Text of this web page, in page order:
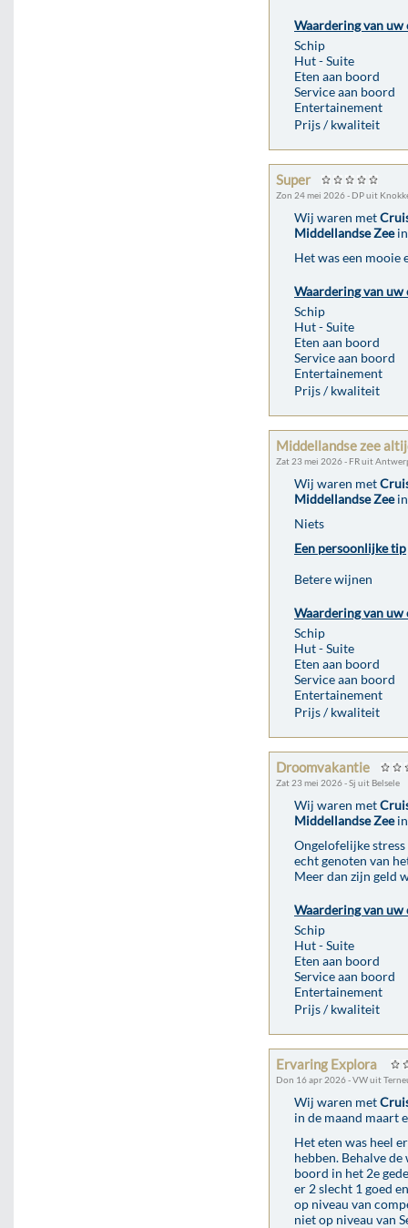
Waardering van uw
Schip
Hut - Suite
Eten aan boord
Service aan boord
Entertainement
Prijs / kwaliteit
Super
Zon 24 mei 2026 - DP uit
Wij waren met
Middellandse Zeein
Het was een mooie
Waardering van uw
Schip
Hut - Suite
Eten aan boord
Service aan boord
Entertainement
Prijs / kwaliteit
Middellandse zee
Zat 23 mei 2026 - FR uit
Wij waren met
Middellandse Zeein
Niets
Een persoonlijke tip
Betere wijnen
Waardering van uw
Schip
Hut - Suite
Eten aan boord
Service aan boord
Entertainement
Prijs / kwaliteit
Droomvakantie
Zat 23 mei 2026 - Sj uit Belsele
Wij waren met
Middellandse Zeein
Ongelofelijke
echt genoten van
Meer dan zijn geld
Waardering van uw
Schip
Hut - Suite
Eten aan boord
Service aan boord
Entertainement
Prijs / kwaliteit
Ervaring Explora
Don 16 apr 2026 - VW uit
Wij waren met
in de maand maart
Het eten was heel
hebben. Behalve
boord in het 2e
er 2 slecht 1 goed
op niveau van
niet op niveau van